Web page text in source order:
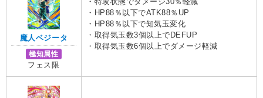
魔人ベジータ
極知属性
フェス限
・HP88％以下でATK88％UP
・HP88％以下で知気玉変化
・取得気玉数3個以上でDEFUP
・取得気玉数6個以上でダメージ軽減